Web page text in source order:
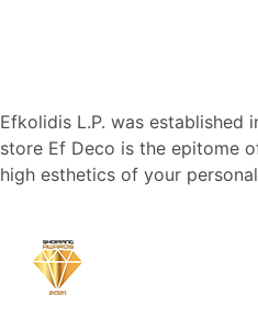
Efkolidis L.P. was established
store Ef Deco is the epitome
high esthetics of your